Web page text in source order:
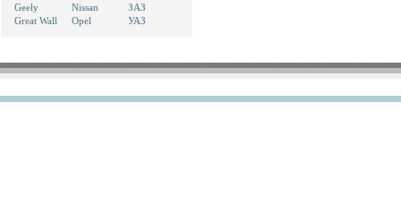
Geely
Great Wall
Nissan
Opel
ЗАЗ
УАЗ